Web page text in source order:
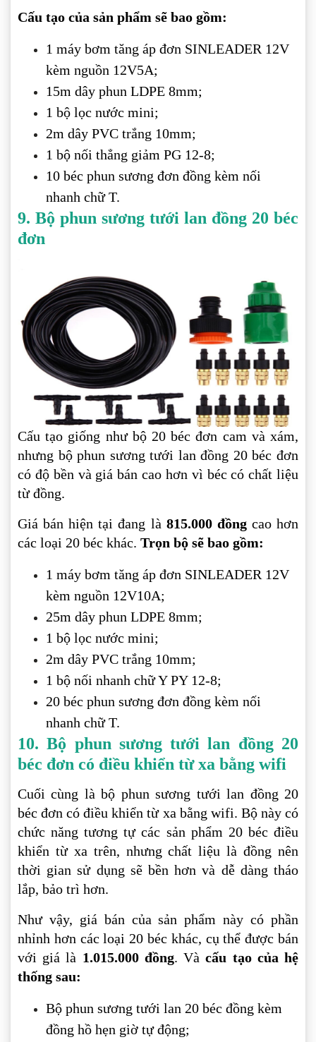
Cấu tạo của sản phẩm sẽ bao gồm:
1 máy bơm tăng áp đơn SINLEADER 12V
kèm nguồn 12V5A;
15m dây phun LDPE 8mm;
1 bộ lọc nước mini;
2m dây PVC trắng 10mm;
1 bộ nối thẳng giảm PG 12-8;
10 béc phun sương đơn đồng kèm nối
nhanh chữ T.
9. Bộ phun sương tưới lan đồng 20 béc
đơn
Cấu tạo giống như bộ 20 béc đơn cam và xám,
nhưng bộ phun sương tưới lan đồng 20 béc đơn
có độ bền và giá bán cao hơn vì béc có chất liệu
từ đồng.
Giá bán hiện tại đang là 815.000 đồngcao hơn
các loại 20 béc khác. Trọn bộ sẽ bao gồm:
1 máy bơm tăng áp đơn SINLEADER 12V
kèm nguồn 12V10A;
25m dây phun LDPE 8mm;
1 bộ lọc nước mini;
2m dây PVC trắng 10mm;
1 bộ nối nhanh chữ Y PY 12-8;
20 béc phun sương đơn đồng kèm nối
nhanh chữ T.
10. Bộ phun sương tưới lan đồng 20
béc đơn có điều khiển từ xa bằng wifi
Cuối cùng là bộ phun sương tưới lan đồng 20
béc đơn có điều khiển từ xa bằng wifi. Bộ này có
chức năng tương tự các sản phẩm 20 béc điều
khiển từ xa trên, nhưng chất liệu là đồng nên
thời gian sử dụng sẽ bền hơn và dễ dàng tháo
lắp, bảo trì hơn.
Như vậy, giá bán của sản phẩm này có phần
nhỉnh hơn các loại 20 béc khác, cụ thể được bán
với giá là 1.015.000 đồng. Vàcấu tạo của hệ
thống sau:
Bộ phun sương tưới lan 20 béc đồng kèm
đồng hồ hẹn giờ tự động;